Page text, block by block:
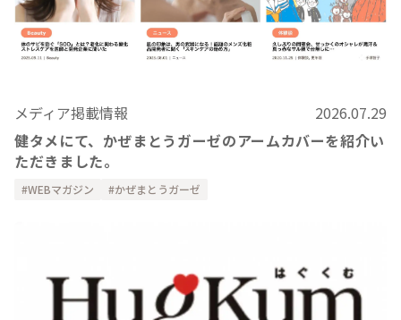
メディア掲載情報
2026.07.29
健タメにて、かぜまとうガーゼのアームカバーを紹介い
ただきました。
WEBマガジン かぜまとうガーゼ